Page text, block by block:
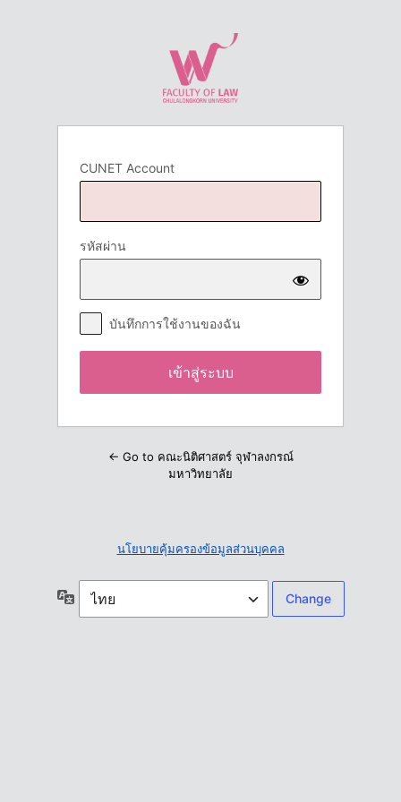
CUNET Account
รหัสผ่าน
บันทึกการใช้งานของฉัน
← Go to คณะนิติศาสตร์ จุฬาลงกรณ์
มหาวิทยาลัย
นโยบายคุ้มครองข้อมูลส่วนบุคคล
ภาษา